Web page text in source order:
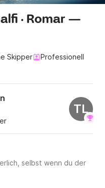
· Romar —
Skipper
Professionell
TL
selbst wenn du der